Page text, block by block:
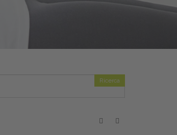
Ricerca